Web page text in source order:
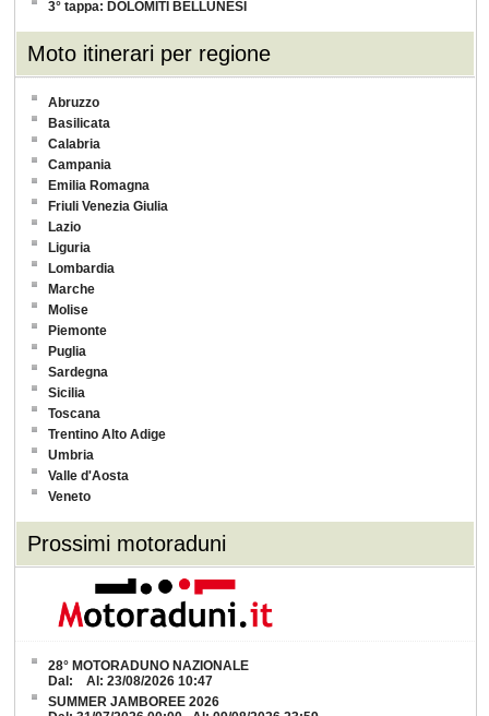
3° tappa: DOLOMITI BELLUNESI
Moto itinerari per regione
Abruzzo
Basilicata
Calabria
Campania
Emilia Romagna
Friuli Venezia Giulia
Lazio
Liguria
Lombardia
Marche
Molise
Piemonte
Puglia
Sardegna
Sicilia
Toscana
Trentino Alto Adige
Umbria
Valle d'Aosta
Veneto
Prossimi motoraduni
28° MOTORADUNO NAZIONALE
Dal: Al: 23/08/2026 10:47
SUMMER JAMBOREE 2026